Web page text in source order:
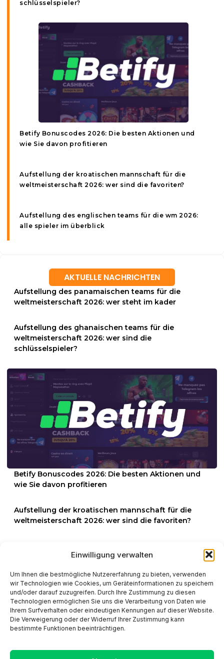
Einwilligung verwalten
Um Ihnen die bestmögliche Nutzererfahrung zu bieten, verwenden
wir Technologien wie Cookies, um Geräteinformationen zu speichern
und/oder darauf zuzugreifen. Durch Ihre Zustimmung zu diesen
Technologien ermöglichen Sie uns die Verarbeitung von Daten wie
Ihrem Surfverhalten oder eindeutigen Kennungen auf dieser Website.
Die Verweigerung oder der Widerruf Ihrer Zustimmung kann
bestimmte Funktionen beeinträchtigen.
schlüsselspieler?
Betify Bonuscodes 2026: Die besten Aktionen und
wie Sie davon profitieren
Aufstellung der kroatischen mannschaft für die
weltmeisterschaft 2026: wer sind die favoriten?
Aufstellung des englischen teams für die wm 2026:
alle spieler im überblick
AKTUELLE NACHRICHTEN
Aufstellung des panamaischen teams für die
weltmeisterschaft 2026: wer steht im kader
Aufstellung des ghanaischen teams für die
weltmeisterschaft 2026: wer sind die
schlüsselspieler?
Betify Bonuscodes 2026: Die besten Aktionen und
wie Sie davon profitieren
Aufstellung der kroatischen mannschaft für die
weltmeisterschaft 2026: wer sind die favoriten?
alle spieler im überblick
Aufstellung des kolumbianischen teams für die
weltmeisterschaft 2026: wer spielt mit?
Kontaktieren Sie uns